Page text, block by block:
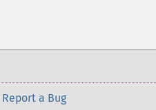
Report a Bug